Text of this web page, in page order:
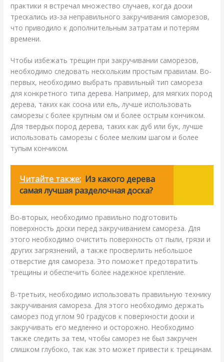
практики я встречал множество случаев, когда доски
трескались из-за неправильного закручивания саморезов,
что приводило к дополнительным затратам и потерям
времени.
Чтобы избежать трещин при закручивании саморезов,
необходимо следовать нескольким простым правилам. Во-
первых, необходимо выбрать правильный тип самореза
для конкретного типа дерева. Например, для мягких пород
дерева, таких как сосна или ель, лучше использовать
саморезы с более крупным ом и более острым кончиком.
Для твердых пород дерева, таких как дуб или бук, лучше
использовать саморезы с более мелким шагом и более
тупым кончиком.
Читайте также: Из какого дерева
самая лучшая разделочная доска?
Во-вторых, необходимо правильно подготовить
поверхность доски перед закручиванием самореза. Для
этого необходимо очистить поверхность от пыли, грязи и
других загрязнений, а также просверлить небольшое
отверстие для самореза. Это поможет предотвратить
трещины и обеспечить более надежное крепление.
В-третьих, необходимо использовать правильную технику
закручивания самореза. Для этого необходимо держать
саморез под углом 90 градусов к поверхности доски и
закручивать его медленно и осторожно. Необходимо
также следить за тем, чтобы саморез не был закручен
слишком глубоко, так как это может привести к трещинам.